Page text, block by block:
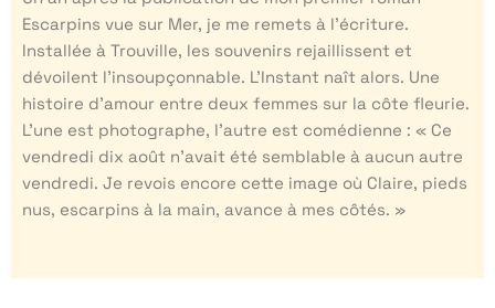
Escarpins vue sur Mer, je me remets à l’écriture.
Installée à Trouville, les souvenirs rejaillissent et
dévoilent l’insoupçonnable. L’Instant naît alors. Une
histoire d’amour entre deux femmes sur la côte fleurie.
L’une est photographe, l’autre est comédienne : « Ce
vendredi dix août n’avait été semblable à aucun autre
vendredi. Je revois encore cette image où Claire, pieds
nus, escarpins à la main, avance à mes côtés. »